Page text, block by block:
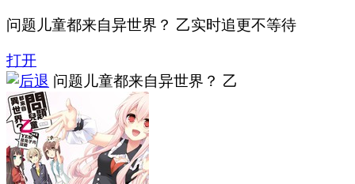
问题儿童都来自异世界？ 乙实时追更不等待
打开
问题儿童都来自异世界？ 乙